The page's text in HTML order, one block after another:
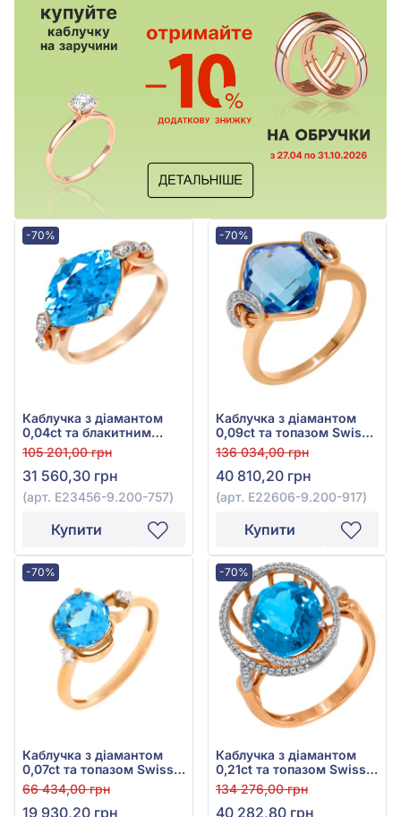
-70%
Каблучка з діамантом
0,04ct та блакитним
топазом 7ct із червоного
золота 585°, арт. E23456-
9.200-757
105 201,00 грн
31 560,30 грн
(арт. E23456-9.200-757)
Купити
-70%
Каблучка з діамантом
0,09ct та топазом Swiss
Blue 8,62ct із червоного
золота 585°, арт. E22606-
9.200-917
136 034,00 грн
40 810,20 грн
(арт. E22606-9.200-917)
Купити
-70%
Каблучка з діамантом
0,07ct та топазом Swiss
Blue 2,68ct із червоного
золота 585°, арт.
53R0033509-1-1.155-536
66 434,00 грн
19 930,20 грн
-70%
Каблучка з діамантом
0,21ct та топазом Swiss
Blue 6,13ct із червоно-
білого золота 585°, арт.
119690-11.200-1095
134 276,00 грн
40 282,80 грн